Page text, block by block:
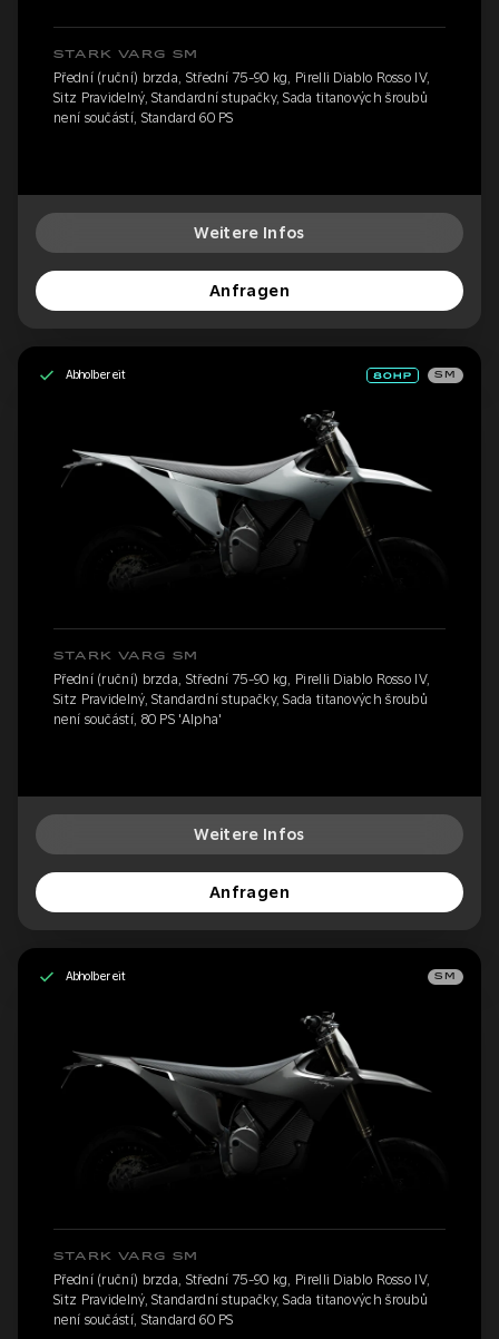
STARK VARG SM
Přední (ruční) brzda, Střední 75-90 kg, Pirelli Diablo Rosso IV,
Sitz Pravidelný, Standardní stupačky, Sada titanových šroubů
není součástí, Standard 60 PS
Weitere Infos
Anfragen
Abholbereit SM
STARK VARG SM
Přední (ruční) brzda, Střední 75-90 kg, Pirelli Diablo Rosso IV,
Sitz Pravidelný, Standardní stupačky, Sada titanových šroubů
není součástí, 80 PS 'Alpha'
Weitere Infos
Anfragen
Abholbereit SM
STARK VARG SM
Přední (ruční) brzda, Střední 75-90 kg, Pirelli Diablo Rosso IV,
Sitz Pravidelný, Standardní stupačky, Sada titanových šroubů
není součástí, Standard 60 PS